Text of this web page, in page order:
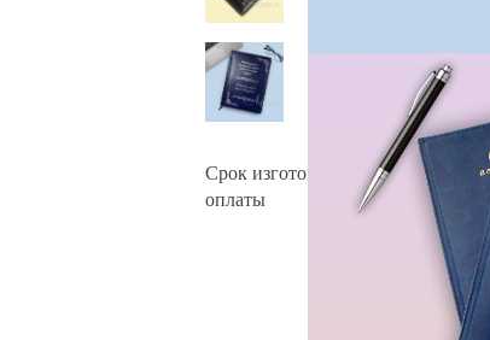
Срок изготовления: 2-10 раб.
оплаты